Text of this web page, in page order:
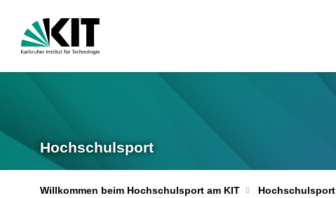
Hochschulsport
Willkommen beim Hochschulsport am KIT Hochschulsport